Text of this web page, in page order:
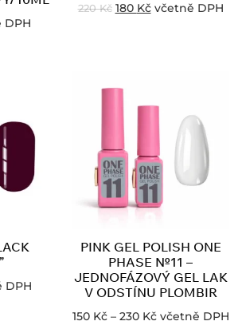
DPH
220Kč 180 Kč včetně DPH
DPH
PINK GEL POLISH ONE
PHASE №11 –
JEDNOFÁZOVÝ GEL LAK
V ODSTÍNU PLOMBIR
150 Kč – 230 Kč včetně DPH